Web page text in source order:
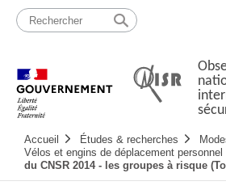
Passer
contenu
principale
Accueil Études & recherches
Vélos et engins de déplacement personnel
du CNSR 2014 - les groupes à risque